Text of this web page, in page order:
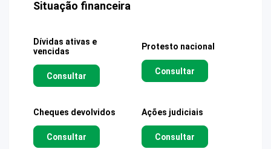
Situação financeira
Dívidas ativas e
vencidas
Consultar
Protesto nacional
Consultar
Cheques devolvidos
Consultar
Ações judiciais
Consultar